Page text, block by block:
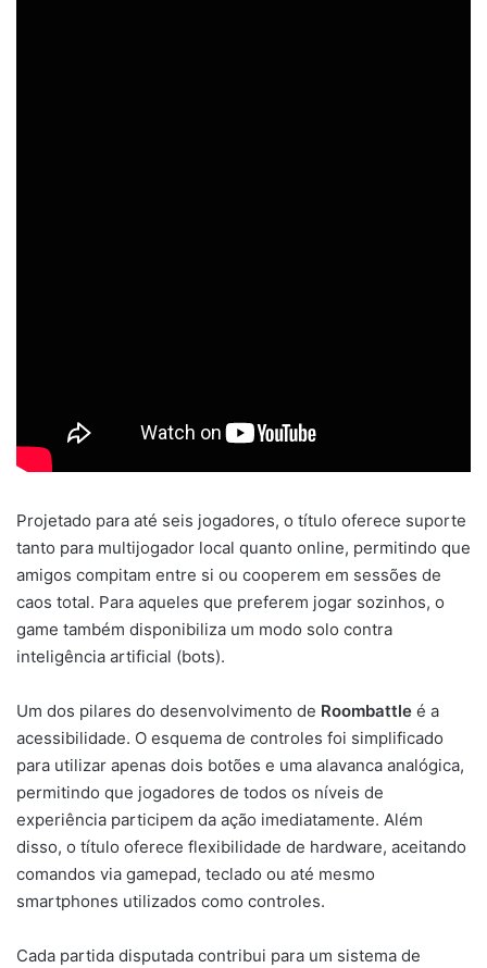
Projetado para até seis jogadores, o título oferece suporte
tanto para multijogador local quanto online, permitindo que
amigos compitam entre si ou cooperem em sessões de
caos total. Para aqueles que preferem jogar sozinhos, o
game também disponibiliza um modo solo contra
inteligência artificial (bots).
Um dos pilares do desenvolvimento de Roombattle é a
acessibilidade. O esquema de controles foi simplificado
para utilizar apenas dois botões e uma alavanca analógica,
permitindo que jogadores de todos os níveis de
experiência participem da ação imediatamente. Além
disso, o título oferece flexibilidade de hardware, aceitando
comandos via gamepad, teclado ou até mesmo
smartphones utilizados como controles.
Cada partida disputada contribui para um sistema de